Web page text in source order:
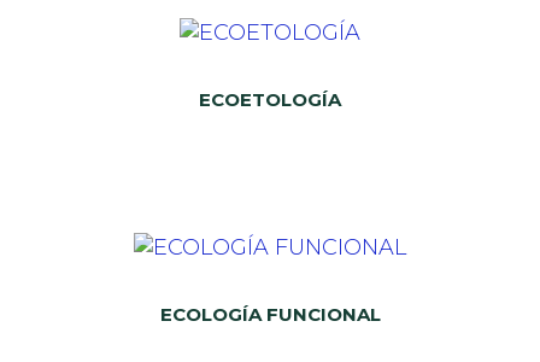
ECOETOLOGÍA
ECOLOGÍA FUNCIONAL